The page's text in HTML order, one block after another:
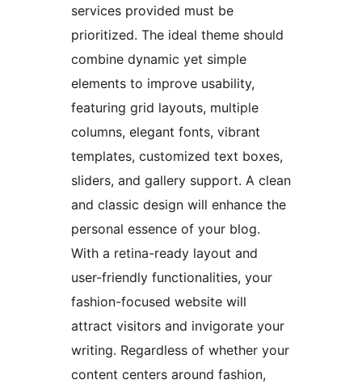
services provided must be
prioritized. The ideal theme should
combine dynamic yet simple
elements to improve usability,
featuring grid layouts, multiple
columns, elegant fonts, vibrant
templates, customized text boxes,
sliders, and gallery support. A clean
and classic design will enhance the
personal essence of your blog.
With a retina-ready layout and
user-friendly functionalities, your
fashion-focused website will
attract visitors and invigorate your
writing. Regardless of whether your
content centers around fashion,